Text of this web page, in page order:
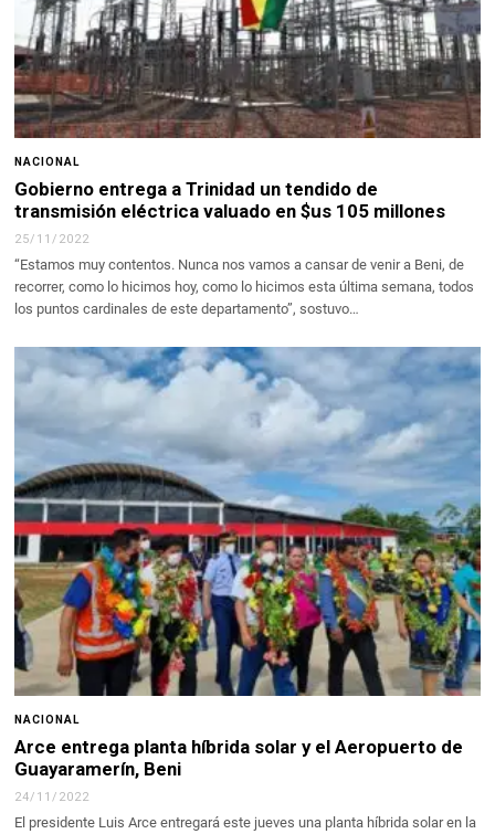
NACIONAL
Gobierno entrega a Trinidad un tendido de
transmisión eléctrica valuado en $us 105 millones
25/11/2022
“Estamos muy contentos. Nunca nos vamos a cansar de venir a Beni, de
recorrer, como lo hicimos hoy, como lo hicimos esta última semana, todos
los puntos cardinales de este departamento”, sostuvo…
NACIONAL
Arce entrega planta híbrida solar y el Aeropuerto de
Guayaramerín, Beni
24/11/2022
El presidente Luis Arce entregará este jueves una planta híbrida solar en la